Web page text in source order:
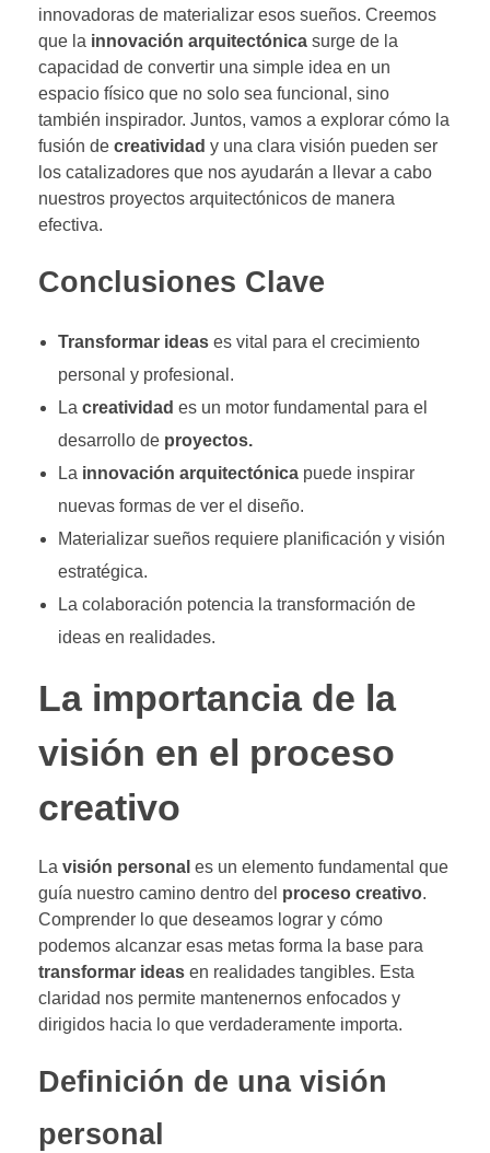
innovadoras de materializar esos sueños. Creemos
que la innovación arquitectónica surge de la
capacidad de convertir una simple idea en un
espacio físico que no solo sea funcional, sino
también inspirador. Juntos, vamos a explorar cómo la
fusión de creatividad y una clara visión pueden ser
los catalizadores que nos ayudarán a llevar a cabo
nuestros proyectos arquitectónicos de manera
efectiva.
Conclusiones Clave
Transformar ideases vital para el crecimiento
personal y profesional.
La creatividad es un motor fundamental para el
desarrollo de proyectos.
La innovación arquitectónicapuede inspirar
nuevas formas de ver el diseño.
Materializar sueños requiere planificación y visión
estratégica.
La colaboración potencia la transformación de
ideas en realidades.
La importancia de la
visión en el proceso
creativo
La visión personal es un elemento fundamental que
guía nuestro camino dentro del proceso creativo.
Comprender lo que deseamos lograr y cómo
podemos alcanzar esas metas forma la base para
transformar ideas en realidades tangibles. Esta
claridad nos permite mantenernos enfocados y
dirigidos hacia lo que verdaderamente importa.
Definición de una visión
personal